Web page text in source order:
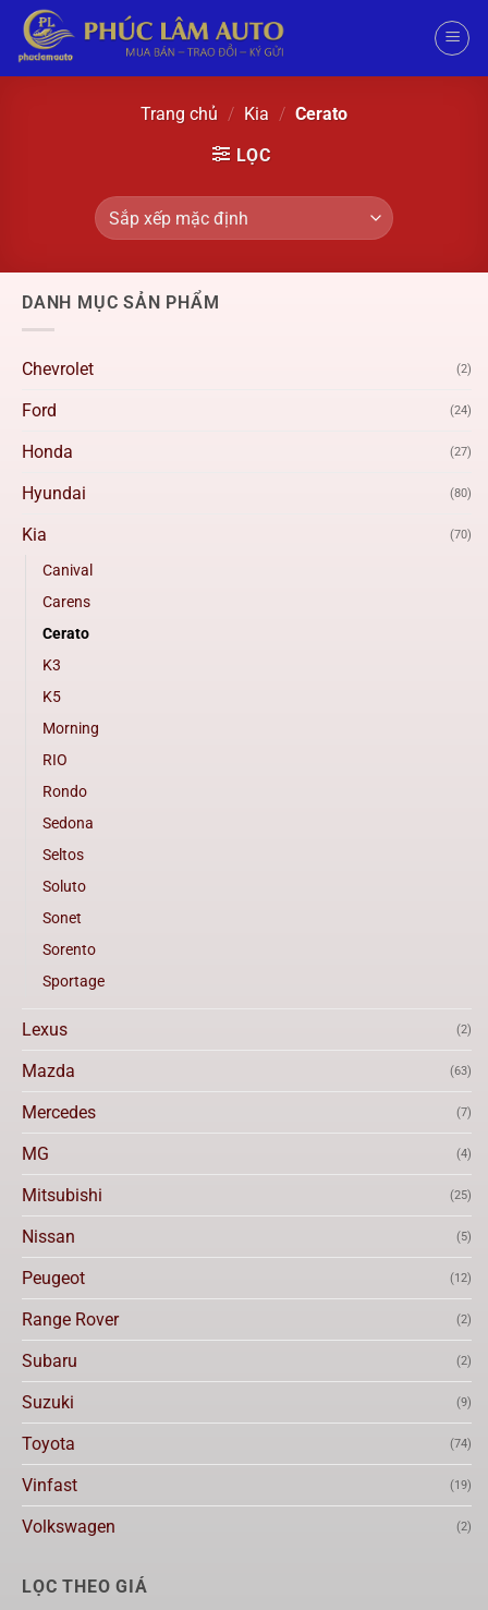
Trang chủ / Kia / Cerato
LỌC
DANH MỤC SẢN PHẨM
Chevrolet (2)
Ford (24)
Honda (27)
Hyundai (80)
Kia (70)
Canival
Carens
Cerato
K3
K5
Morning
RIO
Rondo
Sedona
Seltos
Soluto
Sonet
Sorento
Sportage
Lexus (2)
Mazda (63)
Mercedes (7)
MG (4)
Mitsubishi (25)
Nissan (5)
Peugeot (12)
Range Rover (2)
Subaru (2)
Suzuki (9)
Toyota (74)
Vinfast (19)
Volkswagen (2)
LỌC THEO GIÁ